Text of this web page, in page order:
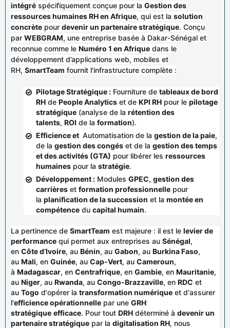
intégré spécifiquement conçue pour la Gestion des
ressources humaines RH en Afrique, qui est la solution
concrète pour devenir un partenaire stratégique. Conçu
par WEBGRAM, une entreprise basée à Dakar-Sénégal et
reconnue comme le Numéro 1 en Afrique dans le
développement d’applications web, mobiles et
RH, SmartTeam fournit l'infrastructure complète :
Pilotage Stratégique : Fourniture detableaux de bord
RH dePeople Analytics et deKPI RH pour lepilotage
stratégique (analyse de larétention des
talents,ROI de laformation).
Efficience et Automatisation de lagestion de la paie,
de lagestion des congés et de lagestion des temps
et des activités (GTA) pour libérer lesressources
humaines pour lastratégie.
Développement : ModulesGPEC,gestion des
carrières etformation professionnelle pour
laplanification de la succession et lamontée en
compétence ducapital humain.
La pertinence de SmartTeam est majeure : il est le levier de
performance qui permet aux entreprises au Sénégal,
en Côte d’Ivoire, au Bénin, au Gabon, au Burkina Faso,
au Mali, en Guinée, au Cap-Vert, au Cameroun,
à Madagascar, en Centrafrique, en Gambie, en Mauritanie,
au Niger, au Rwanda, au Congo-Brazzaville, en RDC et
au Togo d'opérer la transformation numérique et d'assurer
l'efficience opérationnelle par une GRH
stratégique efficace. Pour tout DRH déterminé à devenir un
partenaire stratégique par la digitalisation RH, nous